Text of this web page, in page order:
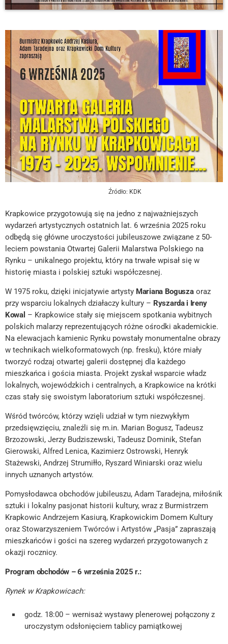
Źródło: KDK
Krapkowice przygotowują się na jedno z najważniejszych
wydarzeń artystycznych ostatnich lat. 6 września 2025 roku
odbędą się główne uroczystości jubileuszowe związane z 50-
leciem powstania Otwartej Galerii Malarstwa Polskiego na
Rynku – unikalnego projektu, który na trwałe wpisał się w
historię miasta i polskiej sztuki współczesnej.
W 1975 roku, dzięki inicjatywie artysty Mariana Boguszaoraz
przy wsparciu lokalnych działaczy kultury – Ryszarda i Ireny
Kowal – Krapkowice stały się miejscem spotkania wybitnych
polskich malarzy reprezentujących różne ośrodki akademickie.
Na elewacjach kamienic Rynku powstały monumentalne obrazy
w technikach wielkoformatowych (np. fresku), które miały
tworzyć rodzaj otwartej galerii dostępnej dla każdego
mieszkańca i gościa miasta. Projekt zyskał wsparcie władz
lokalnych, wojewódzkich i centralnych, a Krapkowice na krótki
czas stały się swoistym laboratorium sztuki współczesnej.
Wśród twórców, którzy wzięli udział w tym niezwykłym
przedsięwzięciu, znaleźli się m.in. Marian Bogusz, Tadeusz
Brzozowski, Jerzy Budziszewski, Tadeusz Dominik, Stefan
Gierowski, Alfred Lenica, Kazimierz Ostrowski, Henryk
Stażewski, Andrzej Strumiłło, Ryszard Winiarski oraz wielu
innych uznanych artystów.
Pomysłodawca obchodów jubileuszu, Adam Taradejna, miłośnik
sztuki i lokalny pasjonat historii kultury, wraz z Burmistrzem
Krapkowic Andrzejem Kasiurą, Krapkowickim Domem Kultury
oraz Stowarzyszeniem Twórców i Artystów „Pasja” zapraszają
mieszkańców i gości na szereg wydarzeń przygotowanych z
okazji rocznicy.
Program obchodów – 6 września 2025 r.:
Rynek w Krapkowicach:
godz. 18:00 – wernisaż wystawy plenerowej połączony z
uroczystym odsłonięciem tablicy pamiątkowej